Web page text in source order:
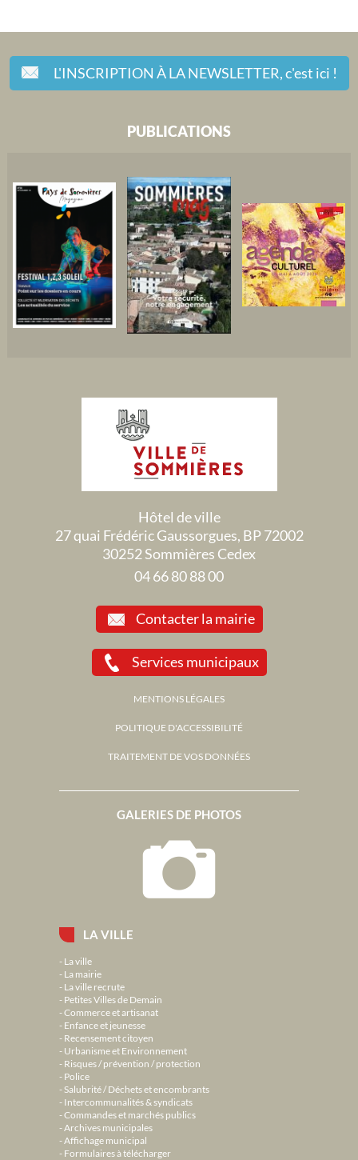
L'INSCRIPTION À LA NEWSLETTER,c'est ici !
LA VILLE
La ville
La mairie
La ville recrute
Petites Villes de Demain
Commerce et artisanat
Enfance et jeunesse
Recensement citoyen
Urbanisme et Environnement
Risques / prévention / protection
Police
Salubrité / Déchets et encombrants
Intercommunalités & syndicats
Commandes et marchés publics
Archives municipales
Affichage municipal
Formulaires à télécharger
GALERIES DE PHOTOS
PUBLICATIONS
Hôtel de ville
27 quai Frédéric Gaussorgues, BP 72002
30252 Sommières Cedex
04 66 80 88 00
Contacter la mairie
Services municipaux
MENTIONS LÉGALES
POLITIQUE D'ACCESSIBILITÉ
TRAITEMENT DE VOS DONNÉES